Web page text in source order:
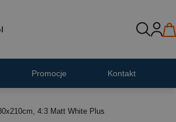
Promocje Kontakt
4:3 Matt White Plus